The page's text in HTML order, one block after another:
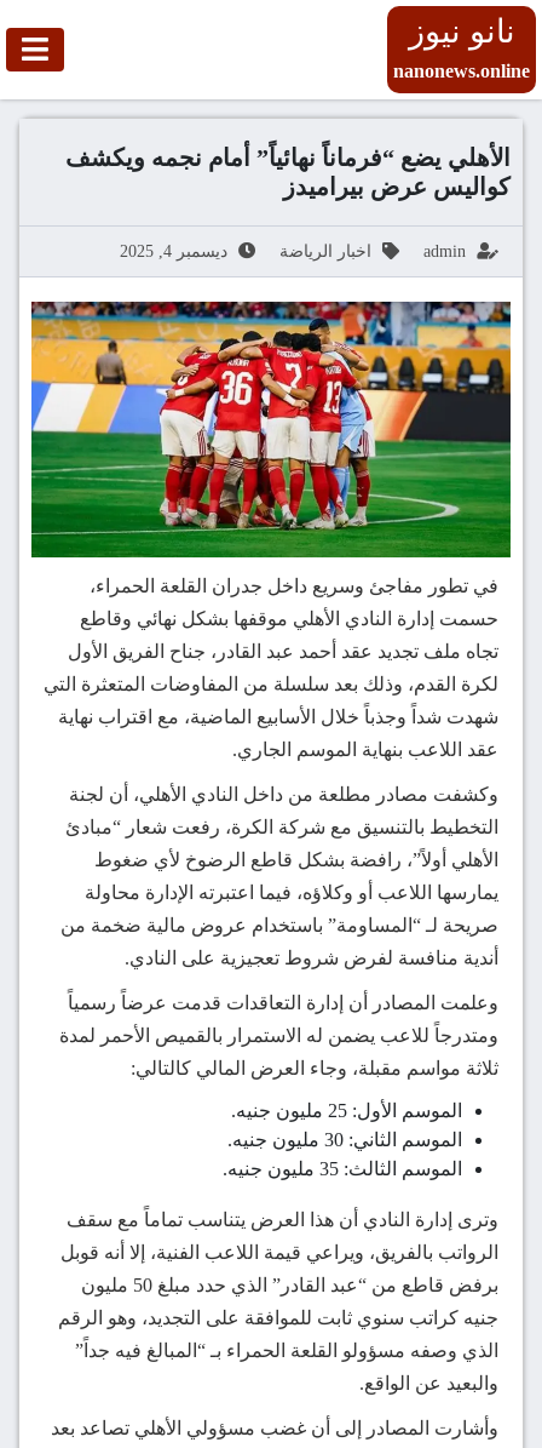
نانو نيوز
nanonews.online
الأهلي يضع “فرماناً نهائياً” أمام نجمه ويكشف
كواليس عرض بيراميدز
admin اخبار الرياضة ديسمبر 4, 2025
في تطور مفاجئ وسريع داخل جدران القلعة الحمراء،
حسمت إدارة النادي الأهلي موقفها بشكل نهائي وقاطع
تجاه ملف تجديد عقد أحمد عبد القادر، جناح الفريق الأول
لكرة القدم، وذلك بعد سلسلة من المفاوضات المتعثرة التي
شهدت شداً وجذباً خلال الأسابيع الماضية، مع اقتراب نهاية
عقد اللاعب بنهاية الموسم الجاري.
وكشفت مصادر مطلعة من داخل النادي الأهلي، أن لجنة
التخطيط بالتنسيق مع شركة الكرة، رفعت شعار “مبادئ
الأهلي أولاً”، رافضة بشكل قاطع الرضوخ لأي ضغوط
يمارسها اللاعب أو وكلاؤه، فيما اعتبرته الإدارة محاولة
صريحة لـ “المساومة” باستخدام عروض مالية ضخمة من
أندية منافسة لفرض شروط تعجيزية على النادي.
وعلمت المصادر أن إدارة التعاقدات قدمت عرضاً رسمياً
ومتدرجاً للاعب يضمن له الاستمرار بالقميص الأحمر لمدة
ثلاثة مواسم مقبلة، وجاء العرض المالي كالتالي:
الموسم الأول: 25 مليون جنيه.
الموسم الثاني: 30 مليون جنيه.
الموسم الثالث: 35 مليون جنيه.
وترى إدارة النادي أن هذا العرض يتناسب تماماً مع سقف
الرواتب بالفريق، ويراعي قيمة اللاعب الفنية، إلا أنه قوبل
برفض قاطع من “عبد القادر” الذي حدد مبلغ 50 مليون
جنيه كراتب سنوي ثابت للموافقة على التجديد، وهو الرقم
الذي وصفه مسؤولو القلعة الحمراء بـ “المبالغ فيه جداً”
والبعيد عن الواقع.
وأشارت المصادر إلى أن غضب مسؤولي الأهلي تصاعد بعد